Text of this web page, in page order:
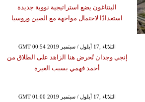
البنتاغون يضع استراتيجية نووية جديدة
استعدادًا لاحتمال مواجهة مع الصين وروسيا
GMT 00:54 2019 الثلاثاء ,17 أيلول / سبتمبر
إنجي وجدان تُحرض هنا الزاهد على الطلاق من
أحمد فهمي بسبب الغيرة
GMT 01:00 2019 الثلاثاء ,17 أيلول / سبتمبر